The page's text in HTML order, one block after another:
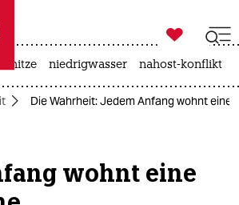
taz zahl ich
taz zahl ich

taz zahl ich
hitze niedrigwasser nahost-konflikt
Die Wahrheit: Jedem Anfang wohnt eine
wohnt eine